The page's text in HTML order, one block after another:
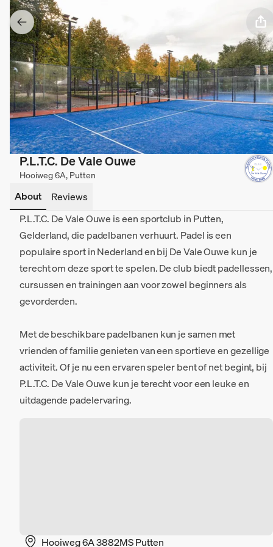
P.L.T.C. De Vale Ouwe
Hooiweg 6A, Putten
About
Reviews
P.L.T.C. De Vale Ouwe is een sportclub in Putten,
Gelderland, die padelbanen verhuurt. Padel is een
populaire sport in Nederland en bij De Vale Ouwe kun je
terecht om deze sport te spelen. De club biedt padellessen,
cursussen en trainingen aan voor zowel beginners als
gevorderden.
Met de beschikbare padelbanen kun je samen met
vrienden of familie genieten van een sportieve en gezellige
activiteit. Of je nu een ervaren speler bent of net begint, bij
P.L.T.C. De Vale Ouwe kun je terecht voor een leuke en
uitdagende padelervaring.
Hooiweg 6A 3882MS Putten